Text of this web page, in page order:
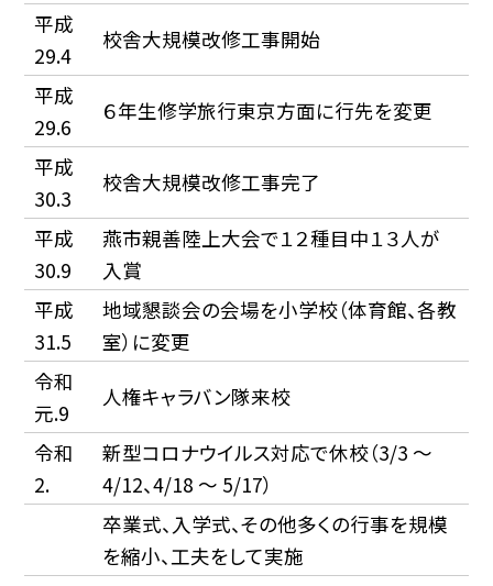
平成
29.4
校舎大規模改修工事開始
平成
29.6
６年生修学旅行東京方面に行先を変更
平成
30.3
校舎大規模改修工事完了
平成
30.9
燕市親善陸上大会で１２種目中１３人が
入賞
平成
31.5
地域懇談会の会場を小学校（体育館、各教
室）に変更
令和
元.9
人権キャラバン隊来校
令和
2.
新型コロナウイルス対応で休校（3/3 〜
4/12、4/18 〜 5/17）
卒業式、入学式、その他多くの行事を規模
を縮小、工夫をして実施